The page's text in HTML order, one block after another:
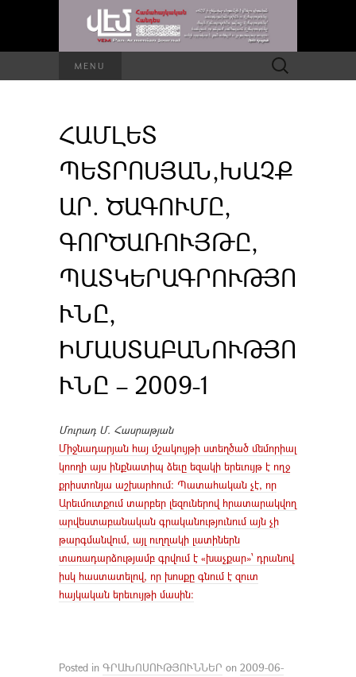
MENU Որոնել՝
ՀԱՄԼԵՏ
ՊԵՏՐՈՍՅԱՆ,ԽԱՉՔ
ԱՐ. ԾԱԳՈՒՄԸ,
ԳՈՐԾԱՌՈՒՅԹԸ,
ՊԱՏԿԵՐԱԳՐՈՒԹՅՈ
ՒՆԸ,
ԻՄԱՍՏԱԲԱՆՈՒԹՅՈ
ՒՆԸ – 2009-1
Մուրադ Մ. Հասրաթյան
Միջնադարյան հայ մշակույթի ստեղծած մեմորիալ
կոողի այս ինքնատիպ ձեւը եզակի երեւույթ է ողջ
քրիստոնյա աշխարհում: Պատահական չէ, որ
Արեւմուտքում տարբեր լեզուներով հրատարակվող
արվեստաբանական գրականությունում այն չի
թարգմանվում, այլ ուղղակի լատիներն
տառադարձությամբ գրվում է «խաչքար»՝ դրանով
իսկ հաստատելով, որ խոսքը գնում է զուտ
հայկական երեւույթի մասին:
Posted in ԳՐԱԽՈՍՈՒԹՅՈՒՆՆԵՐ on 2009-06-